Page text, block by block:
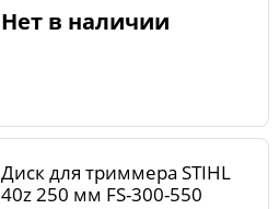
Нет в наличии
Диск для триммера STIHL
40z 250 мм FS-300-550